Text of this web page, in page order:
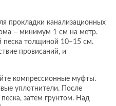
прокладки канализационных
– минимум 1 см на метр.
песка толщиной 10–15 см.
провисаний, и
компрессионные муфты.
уплотнители. После
затем грунтом. Над